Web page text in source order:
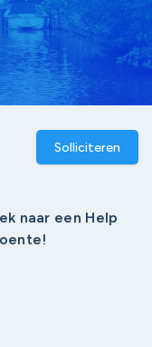
Solliciteren
naar een Help